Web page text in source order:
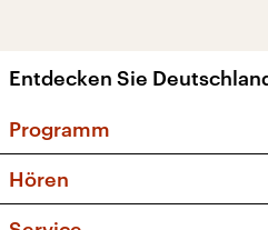
Entdecken Sie
Programm
Sendungen und
Hören